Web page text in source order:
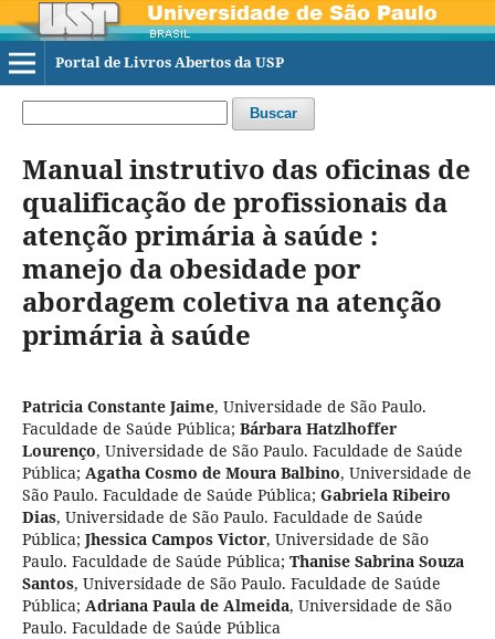
Portal de Livros Abertos da USP
Buscar
Manual instrutivo das oficinas de
qualificação de profissionais da
atenção primária à saúde :
manejo da obesidade por
abordagem coletiva na atenção
primária à saúde
Patricia Constante Jaime, Universidade de São Paulo.
Faculdade de Saúde Pública; Bárbara Hatzlhoffer
Lourenço, Universidade de São Paulo. Faculdade de Saúde
Pública; Agatha Cosmo de Moura Balbino, Universidade de
São Paulo. Faculdade de Saúde Pública; Gabriela Ribeiro
Dias, Universidade de São Paulo. Faculdade de Saúde
Pública; Jhessica Campos Victor, Universidade de São
Paulo. Faculdade de Saúde Pública; Thanise Sabrina Souza
Santos, Universidade de São Paulo. Faculdade de Saúde
Pública; Adriana Paula de Almeida, Universidade de São
Paulo. Faculdade de Saúde Pública